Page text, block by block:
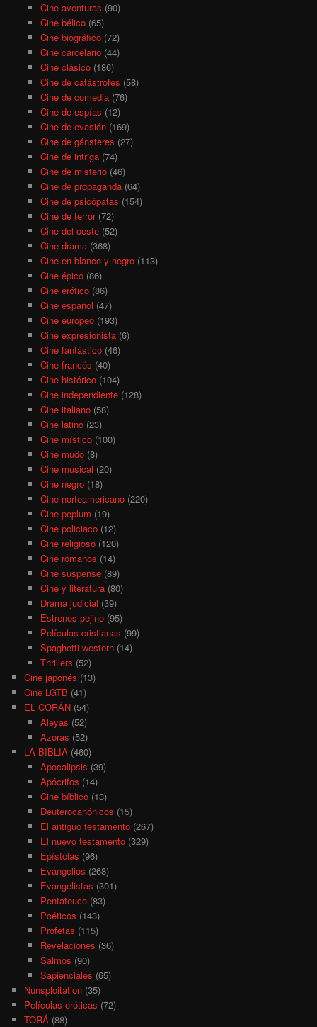
Cine aventuras (90)
Cine bélico(65)
Cine biográfico(72)
Cine carcelario(44)
Cine clásico(186)
Cine de catástrofes (58)
Cine de comedia(76)
Cine de espías (12)
Cine de evasión(169)
Cine de gánsteres (27)
Cine de intriga(74)
Cine de misterio(46)
Cine de propaganda(64)
Cine de psicópatas (154)
Cine de terror(72)
Cine del oeste(52)
Cine drama(368)
Cine en blanco y negro(113)
Cine épico(86)
Cine erótico(86)
Cine español (47)
Cine europeo(193)
Cine expresionista(6)
Cine fantástico(46)
Cine francés (40)
Cine histórico(104)
Cine independiente(128)
Cine italiano(58)
Cine latino(23)
Cine místico(100)
Cine mudo(8)
Cine musical (20)
Cine negro(18)
Cine norteamericano(220)
Cine peplum (19)
Cine policiaco(12)
Cine religioso(120)
Cine romanos (14)
Cine suspense(89)
Cine y literatura(80)
Drama judicial (39)
Estrenos pejino(95)
Películas cristianas (99)
Spaghetti western(14)
Thrillers (52)
Cine japonés (13)
Cine LGTB (41)
EL CORÁN (54)
Aleyas (52)
Azoras (52)
LA BIBLIA (460)
Apocalipsis (39)
Apócrifos (14)
Cine bíblico(13)
Deuterocanónicos (15)
El antiguo testamento(267)
El nuevo testamento(329)
Epístolas (96)
Evangelios (268)
Evangelistas (301)
Pentateuco(83)
Poéticos (143)
Profetas (115)
Revelaciones (36)
Salmos (90)
Sapienciales (65)
Nunsploitation (35)
Películas eróticas (72)
TORÁ (88)